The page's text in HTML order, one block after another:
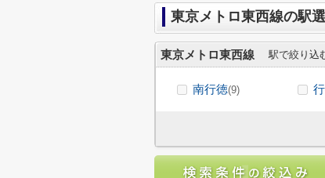
東京メトロ東西線の駅
東京メトロ東西線 駅で絞り込
南行徳(9)